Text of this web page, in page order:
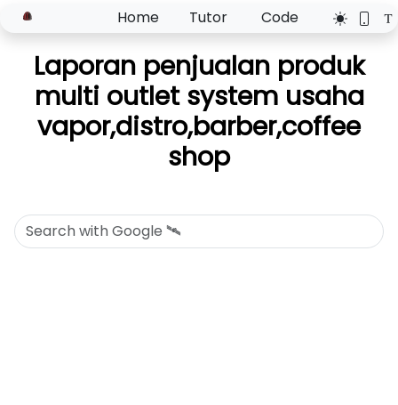
Home Tutor Code
Laporan penjualan produk
multi outlet system usaha
vapor,distro,barber,coffee
shop